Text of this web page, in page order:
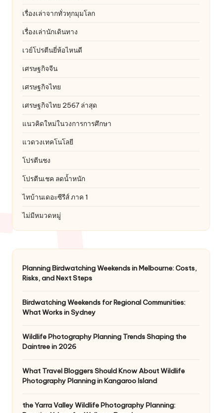
เรื่องเล่าจากทั่วทุกมุมโลก
เรื่องเล่านักเดินทาง
เวย์โปรตีนยี่ห้อไหนดี
เศรษฐกิจจีน
เศรษฐกิจไทย
เศรษฐกิจไทย 2567 ล่าสุด
แนวคิดใหม่ในวงการการศึกษา
แวดวงเทคโนโลยี
โปรตีนชง
โปรตีนเชค ลดน้ำหนัก
ไทบ้านเดอะซีรีส์ ภาค 1
ไม่มีหมวดหมู่
Planning Birdwatching Weekends in Melbourne: Costs,
Risks, and Next Steps
Birdwatching Weekends for Regional Communities:
What Works in Sydney
Wildlife Photography Planning Trends Shaping the
Daintree in 2026
What Travel Bloggers Should Know About Wildlife
Photography Planning in Kangaroo Island
the Yarra Valley Wildlife Photography Planning: